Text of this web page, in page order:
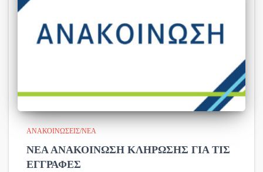
ΑΝΑΚΟΙΝΏΣΕΙΣ/ΝΈΑ
ΝΕΑ ΑΝΑΚΟΙΝΩΣΗ ΚΛΗΡΩΣΗΣ ΓΙΑ ΤΙΣ
ΕΓΓΡΑΦΕΣ